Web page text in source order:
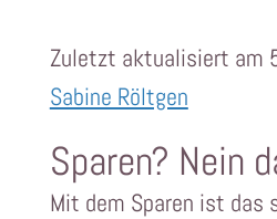
Zuletzt aktualisiert am
Sabine Röltgen
Sparen? Nein
Mit dem Sparen ist das